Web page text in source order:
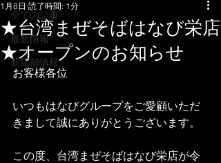
全ての記事
最新情報
新店舗情報
★台湾まぜそばはなび栄店
★オープンのお知らせ
1月8日 読了時間: 1分
お客様各位
いつもはなびグループをご愛顧いただ
きまして誠にありがとうございます。
この度、台湾まぜそばはなび栄店が令